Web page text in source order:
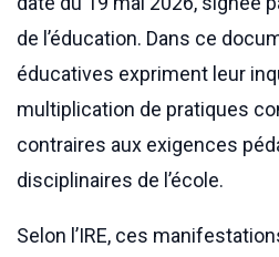
de l’éducation. Dans ce
éducatives expriment leur
multiplication de pratiques
contraires aux exigences
disciplinaires de l’école.
Selon l’IRE, ces